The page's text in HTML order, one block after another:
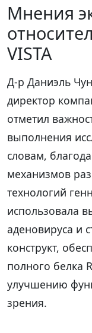
Мнения
VISTA
Д-р Даниэль
директор
отметил
выполнения
словам,
механизмов
технологий
использовала
аденовируса и
конструкт,
полного белка
улучшению
зрения.